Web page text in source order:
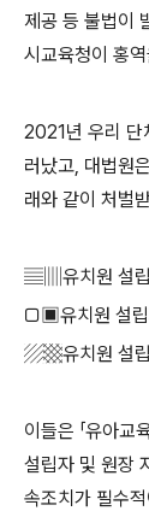
제공 등 불법이
시교육청이 홍
2021년 우리 단
러났고, 대법원은
래와 같이 처벌
▤▥ 유치원 설
▢▣유치원 설
▨▩유치원 설
이들은 「유아교
설립자 및 원장
속조치가 필수